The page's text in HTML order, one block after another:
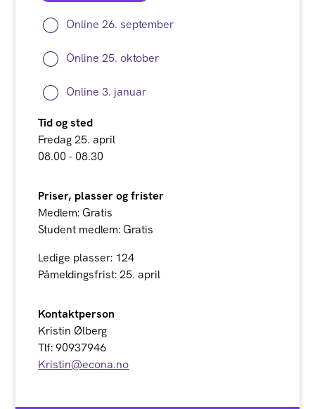
Online 26. september
Online 25. oktober
Online 3. januar
Tid og sted
Fredag 25. april
08.00 - 08.30
Priser, plasser og frister
Medlem: Gratis
Student medlem: Gratis
Ledige plasser: 124
Påmeldingsfrist: 25. april
Kontaktperson
Kristin Ølberg
Tlf: 90937946
Kristin@econa.no